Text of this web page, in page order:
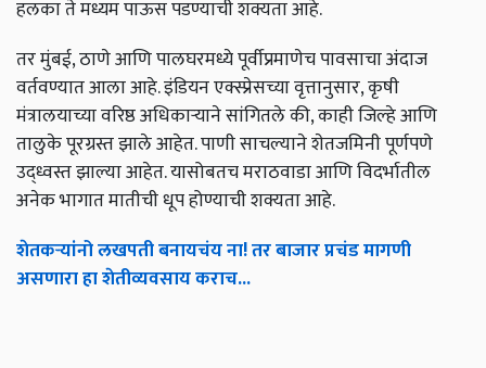
हलका ते मध्यम पाऊस पडण्याची शक्यता आहे.
तर मुंबई, ठाणे आणि पालघरमध्ये पूर्वीप्रमाणेच पावसाचा अंदाज
वर्तवण्यात आला आहे. इंडियन एक्स्प्रेसच्या वृत्तानुसार, कृषी
मंत्रालयाच्या वरिष्ठ अधिकाऱ्याने सांगितले की, काही जिल्हे आणि
तालुके पूरग्रस्त झाले आहेत. पाणी साचल्याने शेतजमिनी पूर्णपणे
उद्ध्वस्त झाल्या आहेत. यासोबतच मराठवाडा आणि विदर्भातील
अनेक भागात मातीची धूप होण्याची शक्यता आहे.
शेतकऱ्यांनो लखपती बनायचंय ना! तर बाजार प्रचंड मागणी
असणारा हा शेतीव्यवसाय कराच...